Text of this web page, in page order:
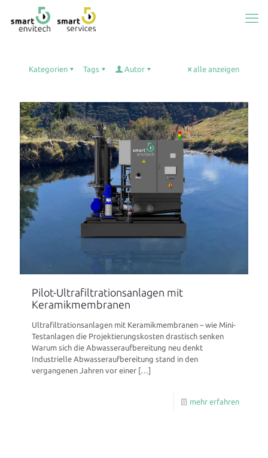
Kategorien Tags Autor alle anzeigen
Pilot-Ultrafiltrationsanlagen mit
Keramikmembranen
Ultrafiltrationsanlagen mit Keramikmembranen – wie Mini-
Testanlagen die Projektierungskosten drastisch senken
Warum sich die Abwasseraufbereitung neu denkt
Industrielle Abwasseraufbereitung stand in den
vergangenen Jahren vor einer […]
mehr erfahren